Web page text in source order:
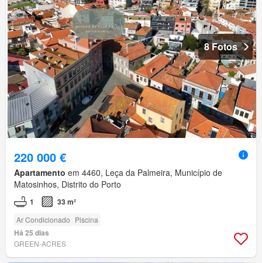
8 Fotos
220 000 €
Apartamento em 4460, Leça da Palmeira, Município de
Matosinhos, Distrito do Porto
1 33 m²
Ar Condicionado Piscina
Há 25 dias
GREEN-ACRES